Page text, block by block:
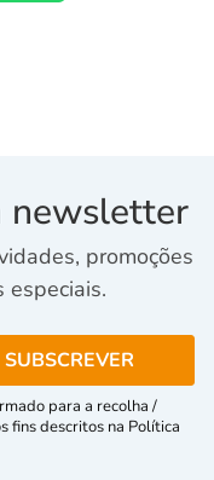
newsletter
promoções
especiais.
para a recolha /
fins descritos na Política